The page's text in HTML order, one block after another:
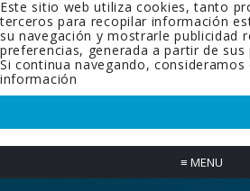
Este sitio web utiliza cookies, tanto
terceros para recopilar información
su navegación y mostrarle publicidad
preferencias, generada a partir de sus
Si continua navegando, consideramos
información
≡ MENU